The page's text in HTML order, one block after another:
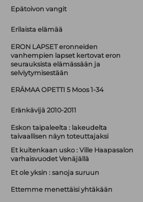
Epätoivon vangit
Erilaista elämää
ERON LAPSET eronneiden
vanhempien lapset kertovat eron
seurauksista elämässään ja
selviytymisestään
ERÄMAA OPETTI 5 Moos 1-34
Eränkävijä 2010-2011
Eskon taipaleelta : lakeudelta
taivaallisen näyn toteuttajaksi
Et kuitenkaan usko : Ville Haapasalon
varhaisvuodet Venäjällä
Et ole yksin : sanoja suruun
Ettemme menettäisi yhtäkään